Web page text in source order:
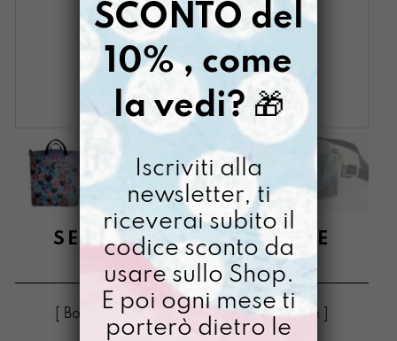
SECCHIONA DISORDINE
€128,00
[ Borse Borsa zaino 2in1: 30 x 26 x 10 cm ]
SCONTO del
10% , come
la vedi? 🎁
Iscriviti alla
newsletter, ti
riceverai subito il
codice sconto da
usare sullo Shop.
E poi ogni mese ti
porterò dietro le